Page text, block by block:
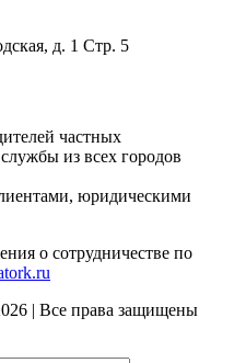
д. 1 Стр. 5
частных
из всех городов
юридическими
о сотрудничестве по
| Все права защищены